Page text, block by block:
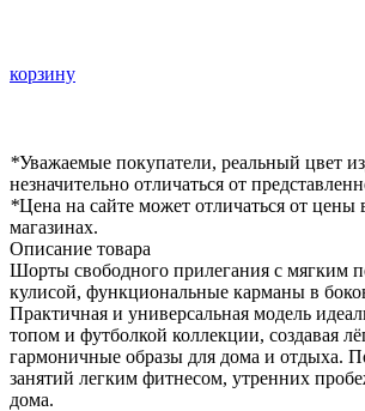
корзину
*Уважаемые покупатели, реальный цвет
незначительно отличаться от
*Цена на сайте может отличаться от цены
магазинах.
Описание товара
Шорты свободного прилегания с мягким
кулисой, функциональные карманы в
Практичная и универсальная модель
топом и футболкой коллекции, создавая
гармоничные образы для дома и отдыха.
занятий легким фитнесом, утренних
дома.